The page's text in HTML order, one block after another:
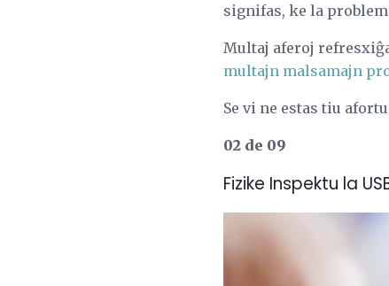
signifas, ke la
Multaj aferoj
multajn malsamajn
Se vi ne estas tiu
02 de 09
Fizike Inspektu la